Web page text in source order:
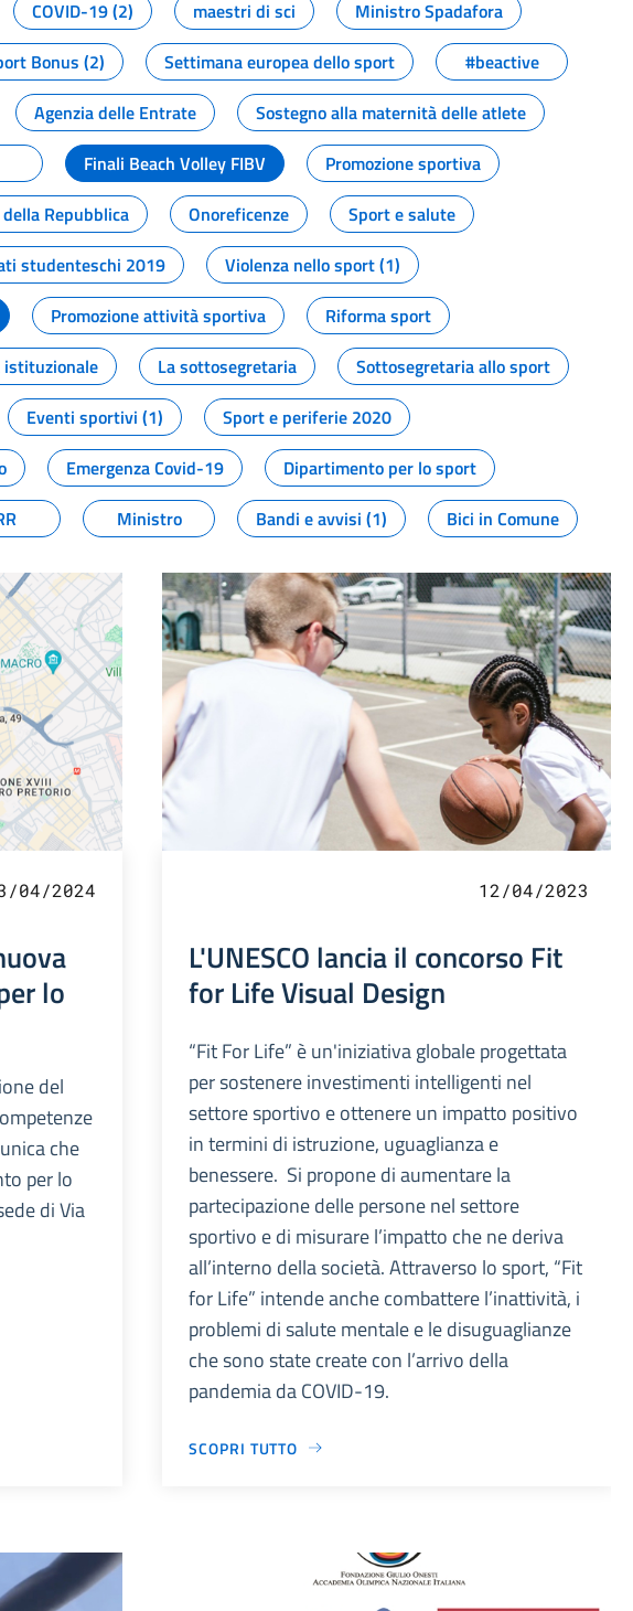
COVID-19 (2) maestri di sci
Ministro Spadafora
Bonus (2) Settimana europea dello sport
#beactive
Agenzia delle Entrate
Sostegno alla maternità delle atlete
Finali Beach Volley FIBV
Promozione sportiva
Repubblica Onoreficenze
Sport e salute
studenteschi 2019
Violenza nello sport (1)
Promozione attività sportiva
Riforma sport
La sottosegretaria
Sottosegretaria allo sport
Eventi sportivi (1)
Sport e periferie 2020
Emergenza Covid-19
Dipartimento per lo sport
Ministro Bandi e avvisi (1) Bici in Comune
04/2024
lo
del
che
per lo
di Via
12/04/2023
L'UNESCO lancia il concorso Fit
for Life Visual Design
“Fit For Life” è un'iniziativa globale progettata
per sostenere investimenti intelligenti nel
settore sportivo e ottenere un impatto positivo
in termini di istruzione, uguaglianza e
benessere. Si propone di aumentare la
partecipazione delle persone nel settore
sportivo e di misurare l’impatto che ne deriva
all’interno della società. Attraverso lo sport, “Fit
for Life” intende anche combattere l’inattività, i
problemi di salute mentale e le disuguaglianze
che sono state create con l’arrivo della
pandemia da COVID-19.
SCOPRI TUTTO